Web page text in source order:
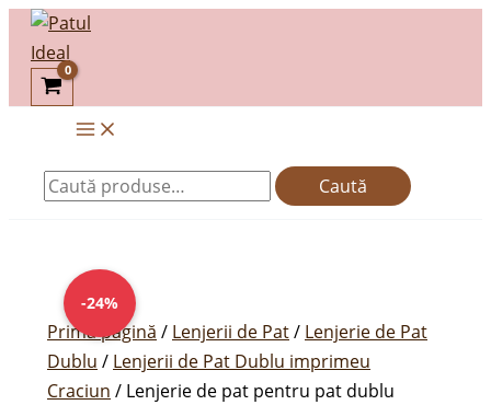
Skip
content
Caută
după:
Caută
-24%
Prima pagină / Lenjerii de Pat/ Lenjerie de Pat
Dublu / Lenjerii de Pat Dublu imprimeu
Craciun / Lenjerie de pat pentru pat dublu
Prețul
inițial
a
fost:
169,00lei.
este:
129,00lei.